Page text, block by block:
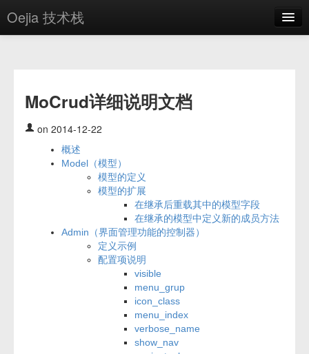
Oejia 技术栈
方案
OE学院
MoCrud详细说明文档
on 2014-12-22
概述
Model（模型）
模型的定义
模型的扩展
在继承后重载其中的模型字段
在继承的模型中定义新的成员方法
Admin（界面管理功能的控制器）
定义示例
配置项说明
visible
menu_grup
icon_class
menu_index
verbose_name
show_nav